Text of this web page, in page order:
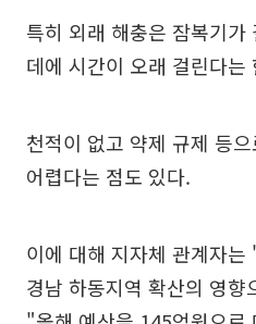
특히 외래 해충은 잠복기가
데에 시간이 오래 걸린다는
천적이 없고 약제 규제 등
어렵다는 점도 있다.
이에 대해 지자체 관계자
경남 하동지역 확산의 영